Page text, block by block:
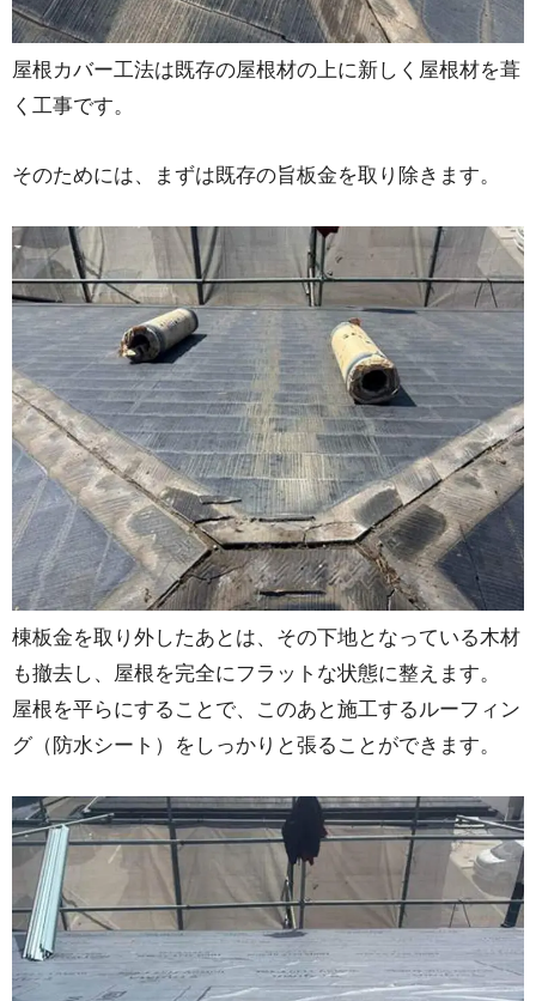
屋根カバー工法は既存の屋根材の上に新しく屋根材を葺
く工事です。
そのためには、まずは既存の旨板金を取り除きます。
棟板金を取り外したあとは、その下地となっている木材
も撤去し、屋根を完全にフラットな状態に整えます。
屋根を平らにすることで、このあと施工するルーフィン
グ（防水シート）をしっかりと張ることができます。